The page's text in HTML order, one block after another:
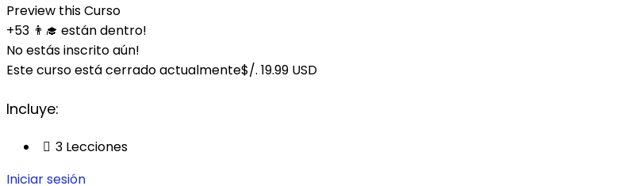
Preview this Curso
+53 👨‍🎓 están dentro!
No estás inscrito aún!
Este curso está cerrado actualmente$/. 19.99 USD
Incluye:
3 Lecciones
Iniciar sesión